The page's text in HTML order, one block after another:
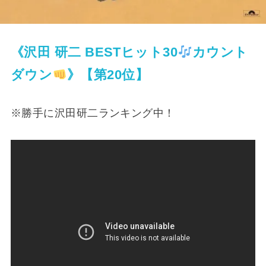
《沢田 研二 BESTヒット30
カウント
ダウン
》【第20位】
※勝手に沢田研二ランキング中！